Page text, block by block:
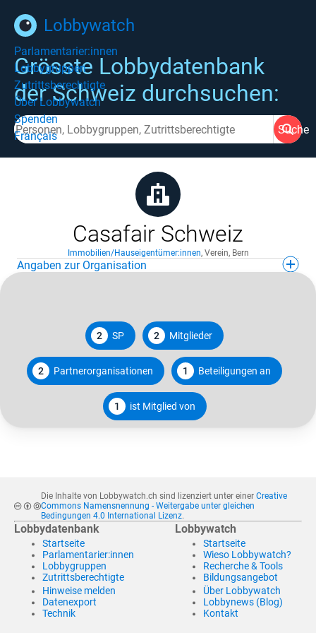
Lobbywatch
Parlamentarier:innen
Lobbygruppen
Zutrittsberechtigte
Über Lobbywatch
Spenden
Français
Grösste Lobbydatenbank
der Schweiz durchsuchen:
Suche
Casafair Schweiz
Immobilien/Hauseigentümer:innen, Verein, Bern
Angaben zur Organisation
2 SP 2 Mitglieder
2 Partnerorganisationen 1 Beteiligungen an
1 ist Mitglied von
Die Inhalte von Lobbywatch.ch sind lizenziert unter einer Creative
Commons Namensnennung - Weitergabe unter gleichen
Bedingungen 4.0 International Lizenz.
Lobbydatenbank
Startseite
Parlamentarier:innen
Lobbygruppen
Zutrittsberechtigte
Hinweise melden
Datenexport
Technik
Lobbywatch
Startseite
Wieso Lobbywatch?
Recherche & Tools
Bildungsangebot
Über Lobbywatch
Lobbynews (Blog)
Kontakt